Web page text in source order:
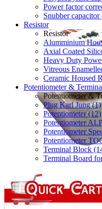
Power factor
Snubber capacitor
Resistor
Resistor
Alumminium
Axial Coated
Heavy Duty
Vitreous
Ceramic Housed
Potentiometer &
Potentiometer &
Plug Karl Jung (1)
Potentiometer (12)
Potentiometer
Potentiometer
Potentiometer
Terminal Block
Terminal Board